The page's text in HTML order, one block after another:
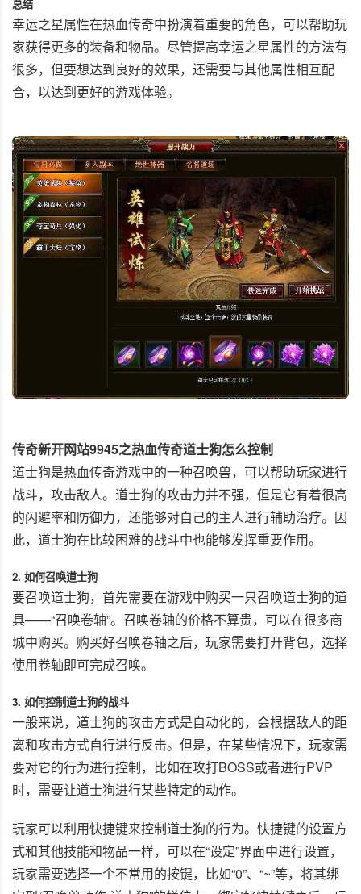
总结
幸运之星属性在热血传奇中扮演着重要的角色，可以帮助玩
家获得更多的装备和物品。尽管提高幸运之星属性的方法有
很多，但要想达到良好的效果，还需要与其他属性相互配
合，以达到更好的游戏体验。
传奇新开网站9945之热血传奇道士狗怎么控制
道士狗是热血传奇游戏中的一种召唤兽，可以帮助玩家进行
战斗，攻击敌人。道士狗的攻击力并不强，但是它有着很高
的闪避率和防御力，还能够对自己的主人进行辅助治疗。因
此，道士狗在比较困难的战斗中也能够发挥重要作用。
2. 如何召唤道士狗
要召唤道士狗，首先需要在游戏中购买一只召唤道士狗的道
具——“召唤卷轴”。召唤卷轴的价格不算贵，可以在很多商
城中购买。购买好召唤卷轴之后，玩家需要打开背包，选择
使用卷轴即可完成召唤。
3. 如何控制道士狗的战斗
一般来说，道士狗的攻击方式是自动化的，会根据敌人的距
离和攻击方式自行进行反击。但是，在某些情况下，玩家需
要对它的行为进行控制，比如在攻打BOSS或者进行PVP
时，需要让道士狗进行某些特定的动作。
玩家可以利用快捷键来控制道士狗的行为。快捷键的设置方
式和其他技能和物品一样，可以在“设定”界面中进行设置，
玩家需要选择一个不常用的按键，比如“0”、“~”等，将其绑